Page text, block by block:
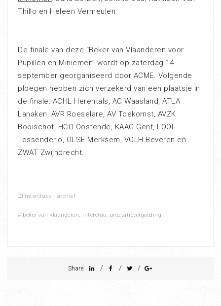
Thillo en Heleen Vermeulen.
De finale van deze “Beker van Vlaanderen voor
Pupillen en Miniemen” wordt op zaterdag 14
september georganiseerd door ACME. Volgende
ploegen hebben zich verzekerd van een plaatsje in
de finale: ACHL Herentals, AC Waasland, ATLA
Lanaken, AVR Roeselare, AV Toekomst, AVZK
Booischot, HCO Oostende, KAAG Gent, LOOI
Tessenderlo, OLSE Merksem, VOLH Beveren en
ZWAT Zwijndrecht.
Interclubs - archief
# beker van vlaanderen, interclub, prestatievergoeding
Share: / / /